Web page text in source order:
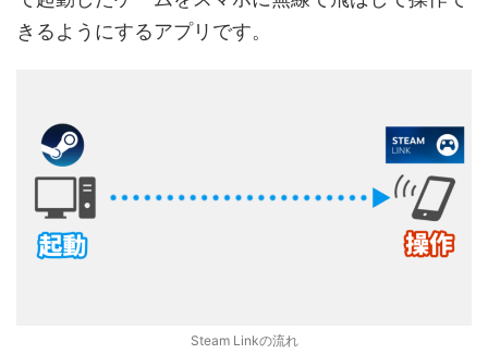
きるようにするアプリです。
Steam Linkの流れ